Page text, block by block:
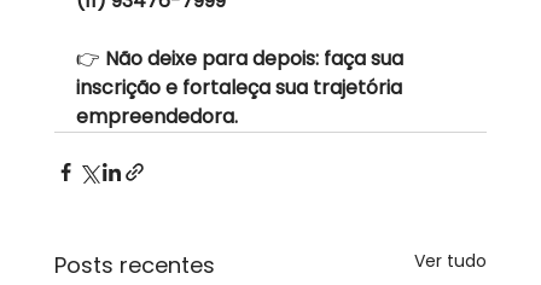
👉 Não deixe para depois: faça sua
inscrição e fortaleça sua trajetória
empreendedora.
Posts recentes Ver tudo